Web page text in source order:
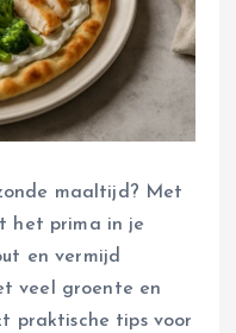
maaltijd? Met
het prima in je
en vermijd
veel groente en
praktische tips voor